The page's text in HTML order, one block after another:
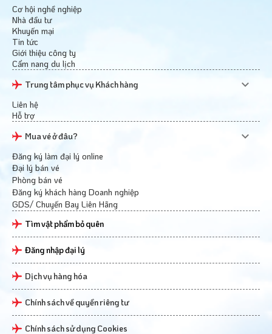
Cơ hội nghề nghiệp
Nhà đầu tư
Khuyến mại
Tin tức
Giới thiệu công ty
Cẩm nang du lịch
Trung tâm phục vụ Khách hàng
Liên hệ
Hỗ trợ
Mua vé ở đâu?
Đăng ký làm đại lý online
Đại lý bán vé
Phòng bán vé
Đăng ký khách hàng Doanh nghiệp
GDS/ Chuyến Bay Liên Hãng
Tìm vật phẩm bỏ quên
Đăng nhập đại lý
Dịch vụ hàng hóa
Chính sách về quyền riêng tư
Chính sách sử dụng Cookies